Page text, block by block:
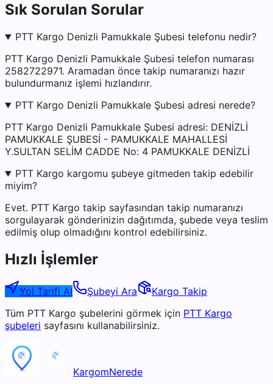
Sık Sorulan Sorular
PTT Kargo Denizli Pamukkale Şubesi telefonu nedir?
PTT Kargo Denizli Pamukkale Şubesi telefon numarası
2582722971. Aramadan önce takip numaranızı hazır
bulundurmanız işlemi hızlandırır.
PTT Kargo Denizli Pamukkale Şubesi adresi nerede?
PTT Kargo Denizli Pamukkale Şubesi adresi: DENİZLİ
PAMUKKALE ŞUBESİ - PAMUKKALE MAHALLESİ
Y.SULTAN SELİM CADDE No: 4 PAMUKKALE DENİZLİ
PTT Kargo kargomu şubeye gitmeden takip edebilir
miyim?
Evet. PTT Kargo takip sayfasından takip numaranızı
sorgulayarak gönderinizin dağıtımda, şubede veya teslim
edilmiş olup olmadığını kontrol edebilirsiniz.
Hızlı İşlemler
Yol Tarifi Al Şubeyi Ara
Kargo Takip
Tüm PTT Kargo şubelerini görmek için PTT Kargo
şubeleri sayfasını kullanabilirsiniz.
KargomNerede